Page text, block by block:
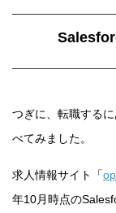
つぎに、転職する
べてみました。
求人情報サイト「
年10月時点の